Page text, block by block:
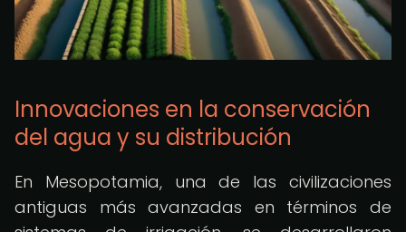
Innovaciones en la conservación
del agua y su distribución
En Mesopotamia, una de las civilizaciones
antiguas más avanzadas en términos de